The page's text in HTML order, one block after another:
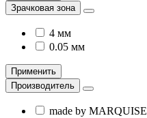
Зрачковая зона
4 мм
0.05 мм
Применить
Производитель
made by MARQUISE